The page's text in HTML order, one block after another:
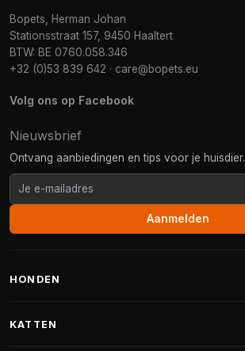
Bopets, Herman Johan
Stationsstraat 157, 9450 Haaltert
BTW: BE 0760.058.346
+32 (0)53 839 642 · care@bopets.eu
Volg ons op Facebook
Nieuwsbrief
Ontvang aanbiedingen en tips voor je huisdier.
Aanmelden
HONDEN
KATTEN